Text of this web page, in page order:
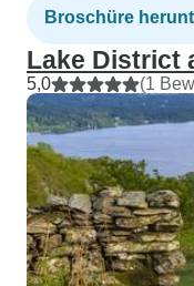
Broschüre
Lake District
5,0 (1